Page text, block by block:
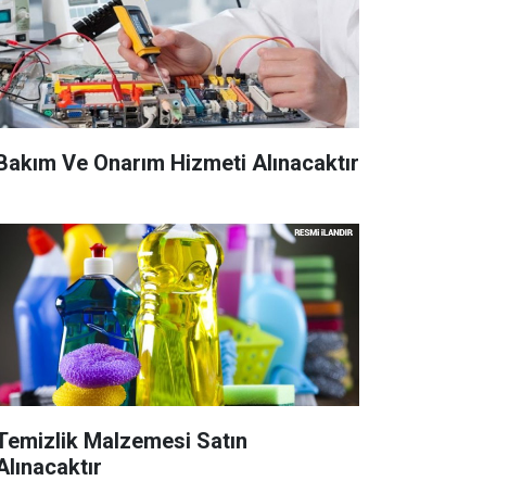
Ve Onarım Hizmeti Alınacaktır
Malzemesi Satın